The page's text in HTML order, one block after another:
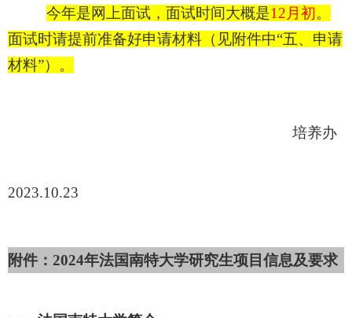
今年是网上面试，面试时间大概是12月初。
面试时请提前准备好申请材料（见附件中“五、申请
材料”）。
培养办
2023.10.23
附件： 2024年法国南特大学研究生项目信息及要求